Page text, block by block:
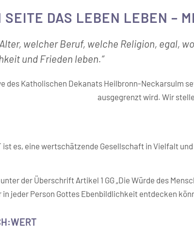
DAS LEBEN LEBEN –
welcher Beruf, welche Religion, egal,
und Frieden leben.“
des Katholischen Dekanats Heilbronn-Neckarsulm
ausgegrenzt wird. Wir
ist es, eine wertschätzende Gesellschaft in Vielfalt
der Überschrift Artikel 1 GG „Die Würde des
in jeder Person Gottes Ebenbildlichkeit entdecken